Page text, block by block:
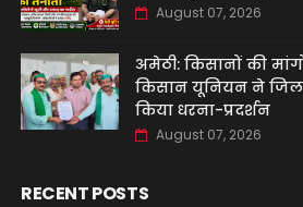
August 07, 2026
अमेठी: किसानों की
किसान यूनियन ने
किया धरना-प्रदर्शन
August 07, 2026
RECENT POSTS